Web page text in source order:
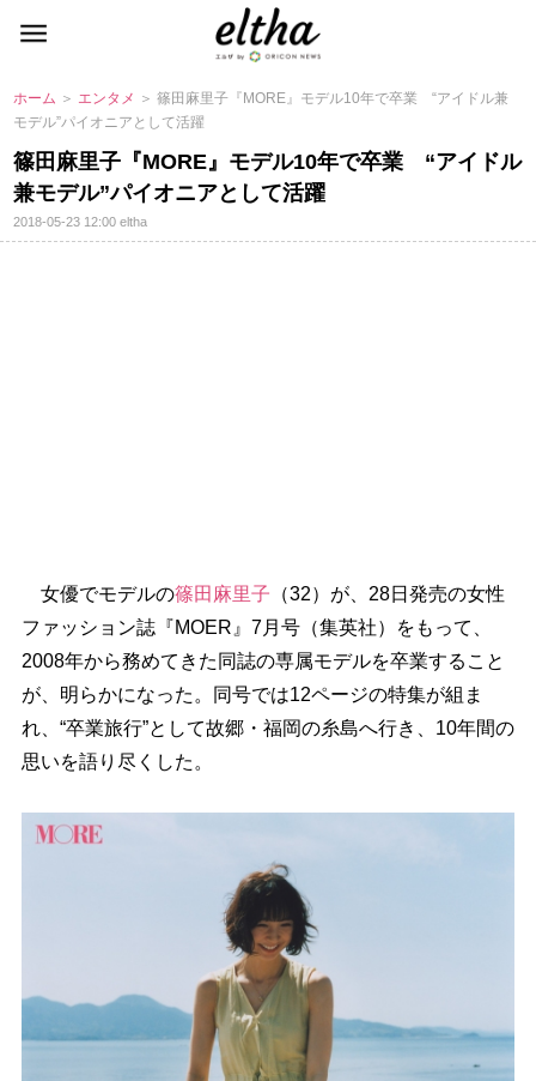
ホーム ＞ エンタメ ＞ 篠田麻里子『MORE』モデル10年で卒業 “アイドル兼
モデル”パイオニアとして活躍
篠田麻里子『MORE』モデル10年で卒業 “アイドル
兼モデル”パイオニアとして活躍
2018-05-23 12:00eltha
女優でモデルの篠田麻里子 （32）が、28日発売の女性
ファッション誌『MOER』7月号（集英社）をもって、
2008年から務めてきた同誌の専属モデルを卒業すること
が、明らかになった。同号では12ページの特集が組ま
れ、“卒業旅行”として故郷・福岡の糸島へ行き、10年間の
思いを語り尽くした。